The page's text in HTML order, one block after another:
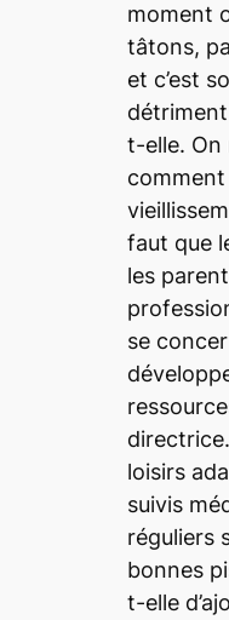
moment
tâtons,
et c’est
t-elle. On
faut que
les
se
loisirs
suivis
réguliers
bonnes
t-elle